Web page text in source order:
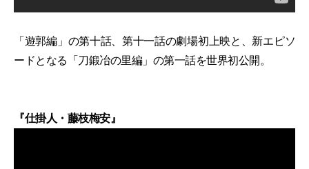
「遊郭編」の第十話、第十一話の劇場初上映と、新エピソ
ードとなる「刀鍛冶の里編」の第一話を世界初公開。
『仕掛人・藤枝梅安』